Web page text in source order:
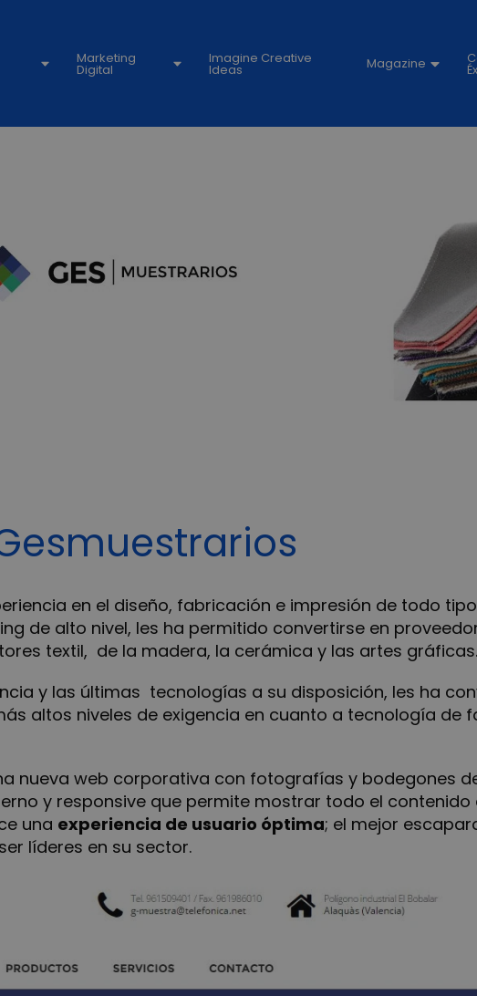
Marketing
Digital
Imagine Creative
Ideas Magazine
en el diseño, fabricación e impresión de todo
de alto nivel, les ha permitido convertirse en
textil, de la madera, la cerámica y las artes gráficas.
y las últimas tecnologías a su disposición, les ha
altos niveles de exigencia en cuanto a tecnología de
nueva web corporativa con fotografías y bodegones
y responsive que permite mostrar todo el
una experiencia de usuario óptima; el mejor
líderes en su sector.